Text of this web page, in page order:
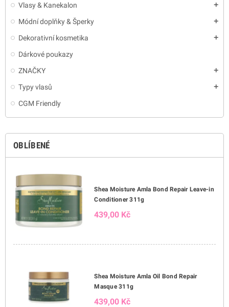
Vlasy & Kanekalon add
Módní doplňky & Šperky add
Dekorativní kosmetika add
Dárkové poukazy
ZNAČKY
add
Typy vlasů add
CGM Friendly
OBLÍBENÉ
Shea Moisture Amla Bond Repair Leave-in
Conditioner 311g
439,00 Kč
Shea Moisture Amla Oil Bond Repair
Masque 311g
439,00 Kč